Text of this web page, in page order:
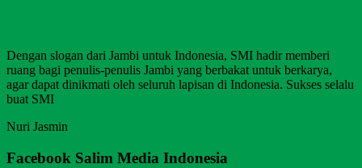
Dengan slogan dari Jambi untuk Indonesia, SMI hadir memberi
ruang bagi penulis-penulis Jambi yang berbakat untuk berkarya,
agar dapat dinikmati oleh seluruh lapisan di Indonesia. Sukses selalu
buat SMI
Nuri Jasmin
Facebook Salim Media Indonesia